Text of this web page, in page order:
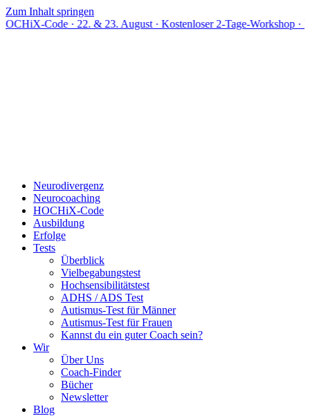
Zum Inhalt springen
· 22. & 23. August · Kostenloser 2-Tage-Workshop · Live online
Neurodivergenz
Neurocoaching
HOCHiX-Code
Ausbildung
Erfolge
Tests
Überblick
Vielbegabungstest
Hochsensibilitätstest
ADHS / ADS Test
Autismus-Test für Männer
Autismus-Test für Frauen
Kannst du ein guter Coach sein?
Wir
Über Uns
Coach-Finder
Bücher
Newsletter
Blog